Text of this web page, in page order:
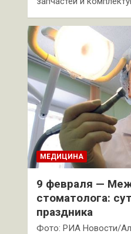
МЕДИЦИНА
9 февраля —
стоматолога:
праздника
Фото: РИА Новости/